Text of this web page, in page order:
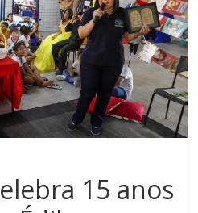
15 anos